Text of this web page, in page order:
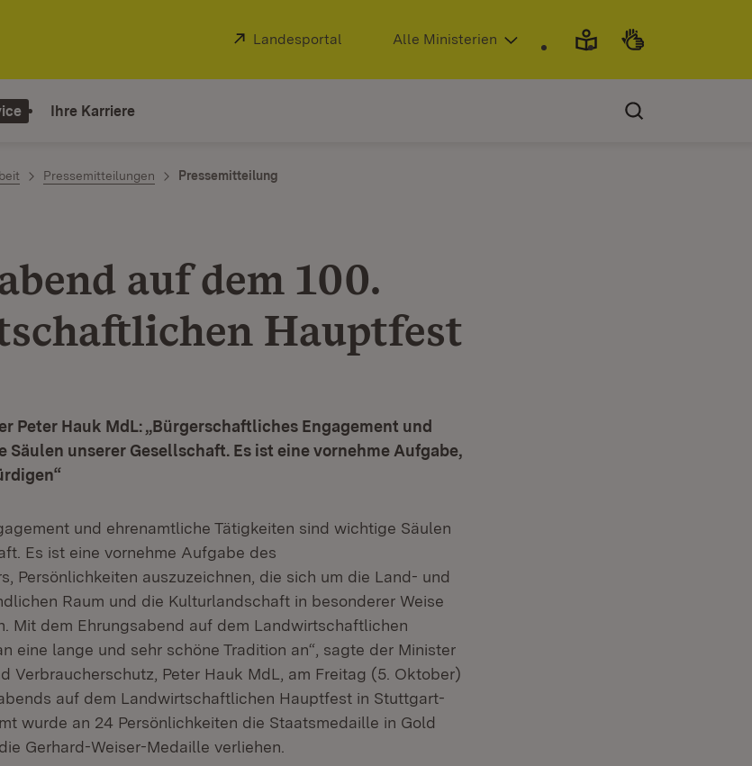
Extern:
Landesportal (Öffnet in neuem Fenster)
Alle Ministerien
Ihre Karriere
Pressemitteilungen Pressemitteilung
auf dem 100.
Hauptfest
Peter Hauk MdL: „Bürgerschaftliches Engagement und
Säulen unserer Gesellschaft. Es ist eine vornehme Aufgabe,
und ehrenamtliche Tätigkeiten sind wichtige Säulen
Es ist eine vornehme Aufgabe des
Persönlichkeiten auszuzeichnen, die sich um die Land- und
Raum und die Kulturlandschaft in besonderer Weise
Mit dem Ehrungsabend auf dem Landwirtschaftlichen
eine lange und sehr schöne Tradition an“, sagte der Minister
Verbraucherschutz, Peter Hauk MdL, am Freitag (5. Oktober)
auf dem Landwirtschaftlichen Hauptfest in Stuttgart-
wurde an 24 Persönlichkeiten die Staatsmedaille in Gold
Gerhard-Weiser-Medaille verliehen.